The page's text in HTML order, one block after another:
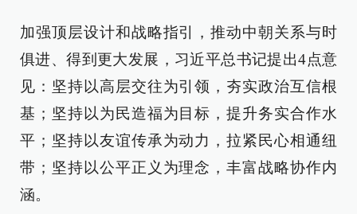
加强顶层设计和战略指引，推动中朝关系与时
俱进、得到更大发展，习近平总书记提出4点意
见：坚持以高层交往为引领，夯实政治互信根
基；坚持以为民造福为目标，提升务实合作水
平；坚持以友谊传承为动力，拉紧民心相通纽
带；坚持以公平正义为理念，丰富战略协作内
涵。